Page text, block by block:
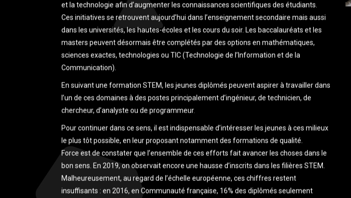
et la technologie afin d’augmenter les connaissances scientifiques des étudiants.
Ces initiatives se retrouvent aujourd’hui dans l’enseignement secondaire mais aussi
dans les universités, les hautes-écoles et les cours du soir. Les baccalauréats et les
masters peuvent désormais être complétés par des options en mathématiques,
sciences exactes, technologies ou TIC (Technologie de l’Information et de la
Communication).
En suivant une formation STEM, les jeunes diplômés peuvent aspirer à travailler dans
l’un de ces domaines à des postes principalement d’ingénieur, de technicien, de
chercheur, d’analyste ou de programmeur.
Pour continuer dans ce sens, il est indispensable d’intéresser les jeunes à ces milieux
le plus tôt possible, en leur proposant notamment des formations de qualité.
Force est de constater que l’ensemble de ces efforts fait avancer les choses dans le
bon sens. En 2019, on observait encore une hausse d’inscrits dans les filières STEM.
Malheureusement, au regard de l’échelle européenne, ces chiffres restent
insuffisants : en 2016, en Communauté française, 16% des diplômés seulement